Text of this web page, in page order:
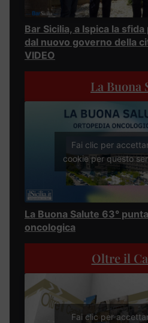
Bar Sicilia, a Ispica la
dal nuovo governo della
VIDEO
La Buona
Fai clic per
cookie per questo
La Buona Salute 63°
oncologica
Oltre il
Fai clic per